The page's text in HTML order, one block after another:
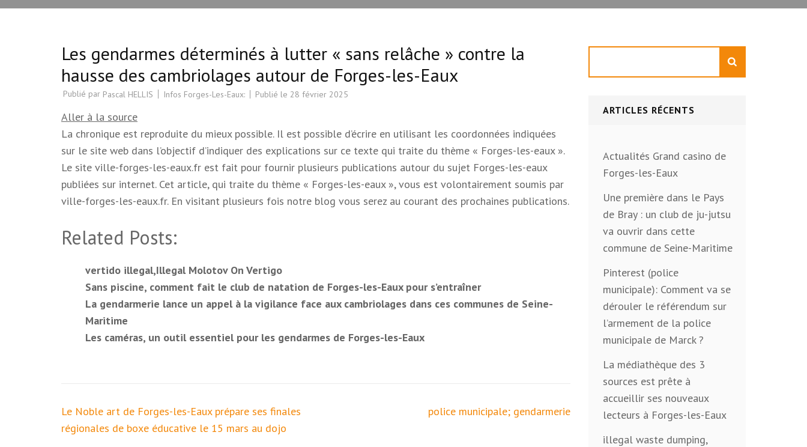
Les gendarmes déterminés à lutter « sans relâche » contre la
hausse des cambriolages autour de Forges-les-Eaux
Publié par Pascal HELLIS Infos Forges-Les-Eaux: Publié le 28 février 2025
Aller à la source
La chronique est reproduite du mieux possible. Il est possible d’écrire en utilisant les coordonnées indiquées
sur le site web dans l’objectif d’indiquer des explications sur ce texte qui traite du thème « Forges-les-eaux ».
Le site ville-forges-les-eaux.fr est fait pour fournir plusieurs publications autour du sujet Forges-les-eaux
publiées sur internet. Cet article, qui traite du thème « Forges-les-eaux », vous est volontairement soumis par
ville-forges-les-eaux.fr. En visitant plusieurs fois notre blog vous serez au courant des prochaines publications.
Related Posts:
vertido illegal,Illegal Molotov On Vertigo
Sans piscine, comment fait le club de natation de Forges-les-Eaux pour s’entraîner
La gendarmerie lance un appel à la vigilance face aux cambriolages dans ces communes de Seine-
Maritime
Les caméras, un outil essentiel pour les gendarmes de Forges-les-Eaux
Navigation
de
Le Noble art de Forges-les-Eaux prépare ses finales
régionales de boxe éducative le 15 mars au dojo
police municipale; gendarmerie
ARTICLES RÉCENTS
Actualités Grand casino de
Forges-les-Eaux
Une première dans le Pays
de Bray : un club de ju-jutsu
va ouvrir dans cette
commune de Seine-Maritime
Pinterest (police
municipale): Comment va se
dérouler le référendum sur
l’armement de la police
municipale de Marck ?
La médiathèque des 3
sources est prête à
accueillir ses nouveaux
lecteurs à Forges-les-Eaux
illegal waste dumping,